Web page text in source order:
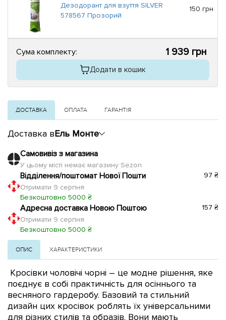
Дезодорант для взуття SILVER
578567 Прозорий
150 грн
Сума комплекту: 1 939 грн
Додати в кошик
ДОСТАВКА ОПЛАТА ГАРАНТІЯ
Доставка вЕль Монте
Самовивіз з магазина
У цьому місті немає магазину Sezon
Відділення/поштомат Нової Пошти
Отримати 9 серпня
Безкоштовно 5000 ₴
97 ₴
Адресна доставка Новою Поштою
Отримати 9 серпня
Безкоштовно 5000 ₴
157 ₴
ОПИС ХАРАКТЕРИСТИКИ
Кросівки чоловічі чорні – це модне рішення, яке
поєднує в собі практичність для осіннього та
весняного гардеробу. Базовий та стильний
дизайн цих кросівок роблять їх універсальними
для різних стилів та образів. Вони мають